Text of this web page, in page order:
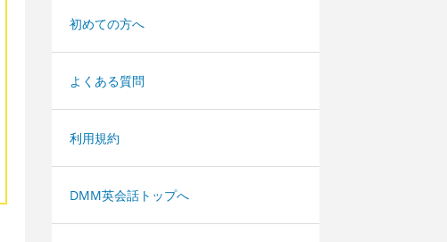
初めての方へ
よくある質問
利用規約
DMM英会話トップへ